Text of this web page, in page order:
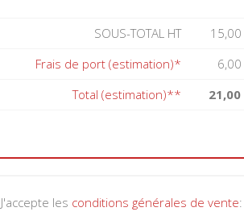
SOUS-TOTAL HT
15,00
Frais de port (estimation)*
6,00
Total (estimation)**
21,00
J'accepte les conditions générales de vente: